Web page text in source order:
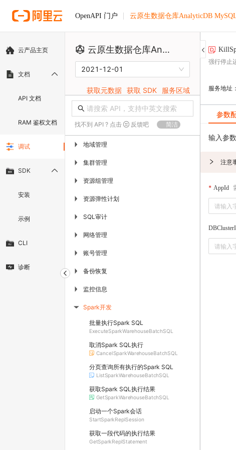
OpenAPI 门户 云原生数据仓库AnalyticDB
云产品主页
文档
API 文档
RAM 鉴权文档
调试
SDK
安装
示例
CLI
诊断
云原生数据仓库AnalyticDB MySQL版
2021-12-01
获取元数据 获取 SDK 服务区域
找不到 API ? 点击 反馈吧 简洁
▶ 地域管理
▶ 集群管理
▶ 资源组管理
▶ 资源弹性计划
▶ SQL审计
▶ 网络管理
▶ 账号管理
▶ 备份恢复
▶ 监控信息
▶ Spark开发
批量执行Spark SQL
ExecuteSparkWarehouseBatchSQL
取消Spark SQL执行
CancelSparkWarehouseBatchSQL
分页查询所有执行的Spark SQL
ListSparkWarehouseBatchSQL
获取Spark SQL执行结果
GetSparkWarehouseBatchSQL
启动一个Spark会话
StartSparkReplSession
获取一段代码的执行结果
GetSparkReplStatement
强行停止
服务地址：
参数
输入参数
注意
AppId